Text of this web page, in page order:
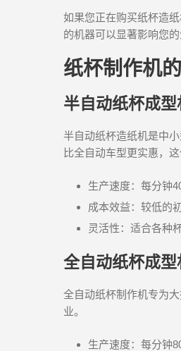
如果您正在购买纸杯造
的机器可以显著影响您
纸杯制作机
半自动纸杯成型
半自动纸杯造纸机是中
比全自动车型更实惠，
生产速度：每分钟
成本效益：较低的
灵活性：适合各种
全自动纸杯成型
全自动纸杯制作机专为
业。
生产速度：每分钟